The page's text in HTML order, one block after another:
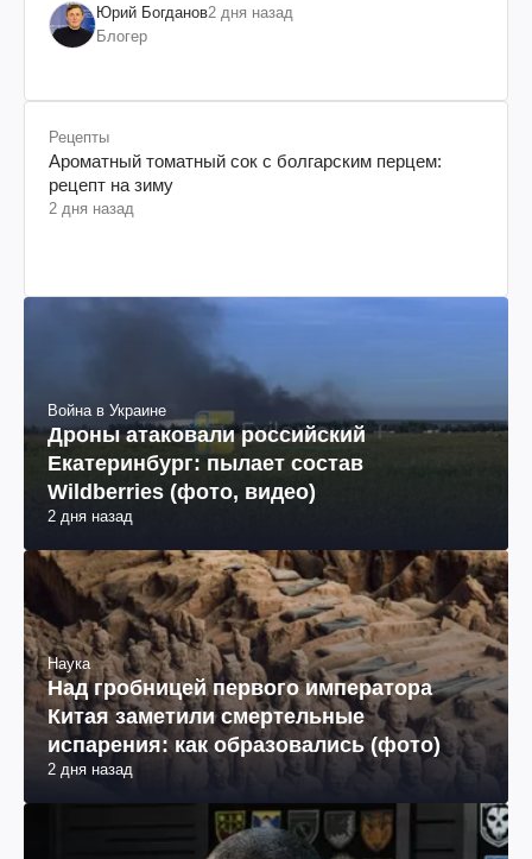
Юрий Богданов2 дня назад
Блогер
Рецепты
Ароматный томатный сок с болгарским перцем:
рецепт на зиму
2 дня назад
Война в Украине
Дроны атаковали российский
Екатеринбург: пылает состав
Wildberries (фото, видео)
2 дня назад
Наука
Над гробницей первого императора
Китая заметили смертельные
испарения: как образовались (фото)
2 дня назад